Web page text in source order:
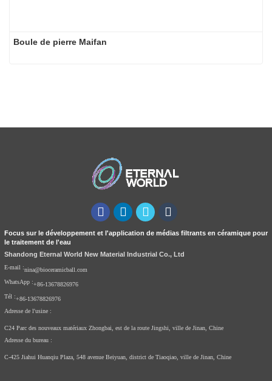
Boule de pierre Maifan
Focus sur le développement et l'application de médias filtrants en céramique pour
le traitement de l'eau
Shandong Eternal World New Material Industrial Co., Ltd
E-mail :nina@bioceramicball.com
WhatsApp :+86-13678826976
Tél :+86-13678826976
Adresse de l'usine :
C24 Parc des nouveaux matériaux Zhongbai, est de la route Jingshi, ville de Jinan, Chine
Adresse du bureau :
C-425 Jiahui Huanqiu Plaza, 548 avenue Beiyuan, district de Tiaoqiao, ville de Jinan, Chine